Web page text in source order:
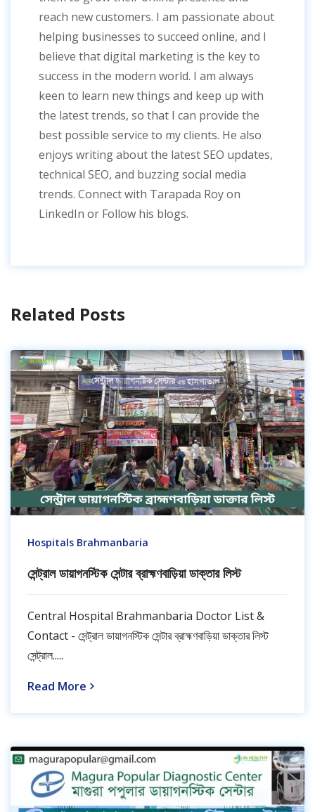
reach new customers. I am passionate about
helping businesses to succeed online, and I
believe that digital marketing is the key to
success in the modern world. I am always
keen to learn new things and keep up with
the latest trends, so that I can provide the
best possible service to my clients. He also
enjoys writing about the latest SEO updates,
technical SEO, and buzzing social media
trends. Connect with Tarapada Roy on
LinkedIn or Follow his blogs.
Related Posts
Hospitals Brahmanbaria
সেন্ট্রাল ডায়াগনস্টিক সেন্টার ব্রাহ্মণবাড়িয়া ডাক্তার লিস্ট
Central Hospital Brahmanbaria Doctor List &
Contact - সেন্ট্রাল ডায়াগনস্টিক সেন্টার ব্রাহ্মণবাড়িয়া ডাক্তার লিস্ট
সেন্ট্রাল.....
Read More